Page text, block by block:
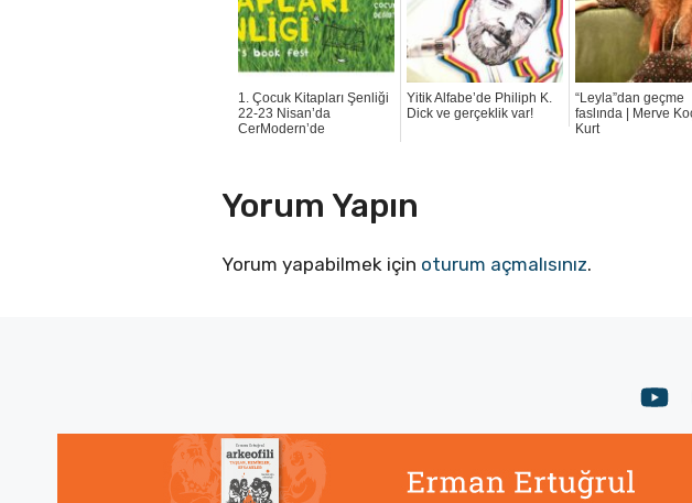
1. Çocuk Kitapları Şenliği
22-23 Nisan’da
CerModern’de
Yitik Alfabe’de Philiph K.
Dick ve gerçeklik var!
“Leyla”dan geçme
faslında | Merve
Kurt
Yorum Yapın
Yorum yapabilmek için oturum açmalısınız.